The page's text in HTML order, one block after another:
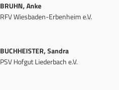
BRUHN, Anke
RFV Wiesbaden-Erbenheim e.V.
BUCHHEISTER, Sandra
PSV Hofgut Liederbach e.V.